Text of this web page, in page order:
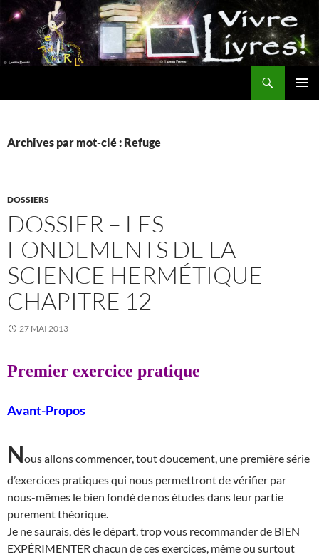
Aller
au
contenu
Archives par mot-clé : Refuge
DOSSIERS
DOSSIER – LES
FONDEMENTS DE LA
SCIENCE HERMÉTIQUE –
CHAPITRE 12
27 MAI 2013
Premier exercice pratique
Avant-Propos
Nous allons commencer, tout doucement, une première série
d’exercices pratiques qui nous permettront de vérifier par
nous-mêmes le bien fondé de nos études dans leur partie
purement théorique.
Je ne saurais, dès le départ, trop vous recommander de BIEN
EXPÉRIMENTER chacun de ces exercices, même ou surtout